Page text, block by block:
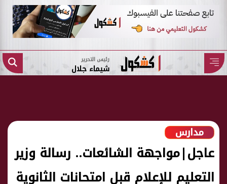
رئيس التحرير
شيماء جلال
مدارس
عاجل|مواجهة الشائعات.. رسالة وزير
التعليم للإعلام قبل امتحانات الثانوية